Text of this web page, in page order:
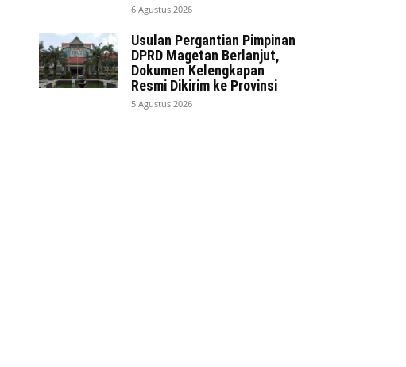
6 Agustus 2026
Usulan Pergantian Pimpinan
DPRD Magetan Berlanjut,
Dokumen Kelengkapan
Resmi Dikirim ke Provinsi
5 Agustus 2026